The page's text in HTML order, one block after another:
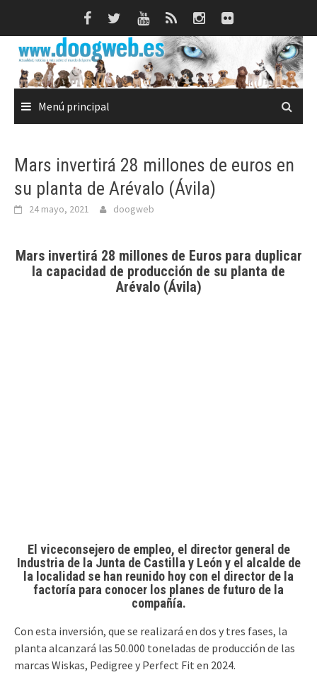
Menú principal
Mars invertirá 28 millones de euros en
su planta de Arévalo (Ávila)
24 mayo, 2021 doogweb
Mars invertirá 28 millones de Euros para duplicar
la capacidad de producción de su planta de
Arévalo (Ávila)
El viceconsejero de empleo, el director general de
Industria de la Junta de Castilla y León y el alcalde de
la localidad se han reunido hoy con el director de la
factoría para conocer los planes de futuro de la
compañía.
Con esta inversión, que se realizará en dos y tres fases, la
planta alcanzará las 50.000 toneladas de producción de las
marcas Wiskas, Pedigree y Perfect Fit en 2024.